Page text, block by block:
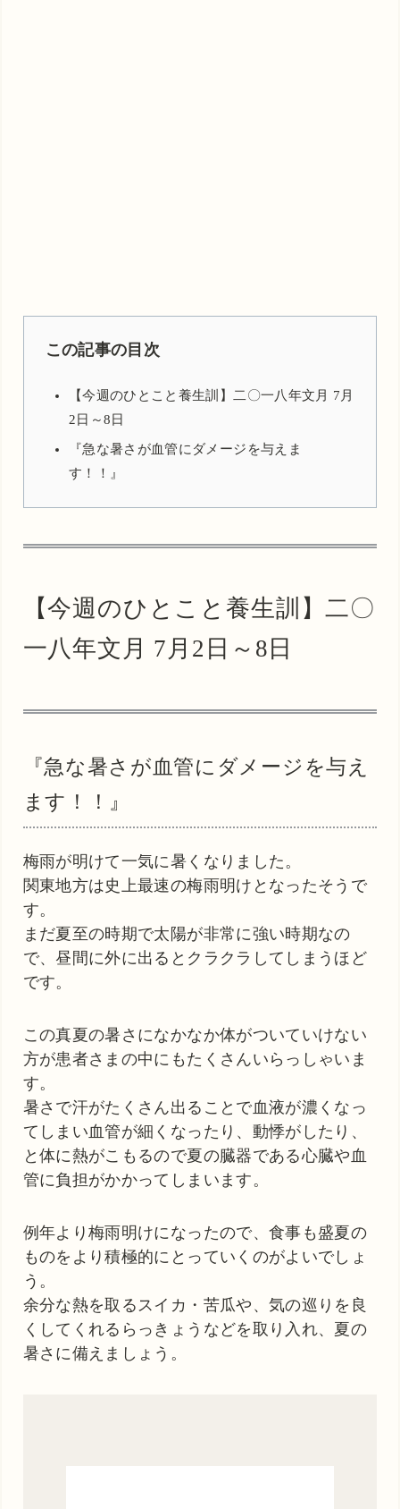
この記事の目次
【今週のひとこと養生訓】二〇一八年文月 7月
2日～8日
『急な暑さが血管にダメージを与えま
す！！』
【今週のひとこと養生訓】二〇
一八年文月 7月2日～8日
『急な暑さが血管にダメージを与え
ます！！』
梅雨が明けて一気に暑くなりました。
関東地方は史上最速の梅雨明けとなったそうで
す。
まだ夏至の時期で太陽が非常に強い時期なの
で、昼間に外に出るとクラクラしてしまうほど
です。
この真夏の暑さになかなか体がついていけない
方が患者さまの中にもたくさんいらっしゃいま
す。
暑さで汗がたくさん出ることで血液が濃くなっ
てしまい血管が細くなったり、動悸がしたり、
と体に熱がこもるので夏の臓器である心臓や血
管に負担がかかってしまいます。
例年より梅雨明けになったので、食事も盛夏の
ものをより積極的にとっていくのがよいでしょ
う。
余分な熱を取るスイカ・苦瓜や、気の巡りを良
くしてくれるらっきょうなどを取り入れ、夏の
暑さに備えましょう。